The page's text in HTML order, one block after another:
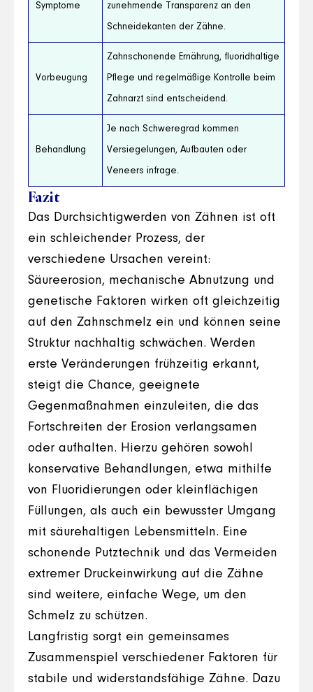
Symptome zunehmende Transparenz an den
Schneidekanten der Zähne.
Vorbeugung
Zahnschonende Ernährung, fluoridhaltige
Pflege und regelmäßige Kontrolle beim
Zahnarzt sind entscheidend.
Behandlung
Je nach Schweregrad kommen
Versiegelungen, Aufbauten oder
Veneers infrage.
Fazit
Das Durchsichtigwerden von Zähnen ist oft
ein schleichender Prozess, der
verschiedene Ursachen vereint:
Säureerosion, mechanische Abnutzung und
genetische Faktoren wirken oft gleichzeitig
auf den Zahnschmelz ein und können seine
Struktur nachhaltig schwächen. Werden
erste Veränderungen frühzeitig erkannt,
steigt die Chance, geeignete
Gegenmaßnahmen einzuleiten, die das
Fortschreiten der Erosion verlangsamen
oder aufhalten. Hierzu gehören sowohl
konservative Behandlungen, etwa mithilfe
von Fluoridierungen oder kleinflächigen
Füllungen, als auch ein bewusster Umgang
mit säurehaltigen Lebensmitteln. Eine
schonende Putztechnik und das Vermeiden
extremer Druckeinwirkung auf die Zähne
sind weitere, einfache Wege, um den
Schmelz zu schützen.
Langfristig sorgt ein gemeinsames
Zusammenspiel verschiedener Faktoren für
stabile und widerstandsfähige Zähne. Dazu